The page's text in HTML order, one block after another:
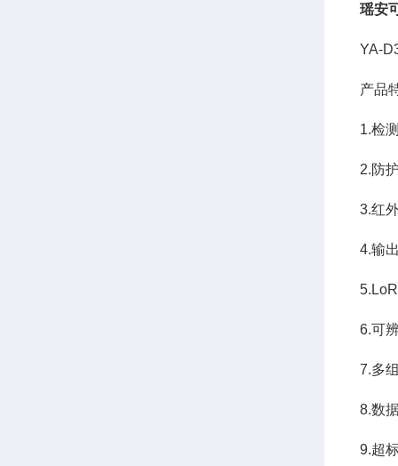
瑶安
YA-
产品
1.检
2.防
3.红
4.输
6.可
7.多
8.数
9.超